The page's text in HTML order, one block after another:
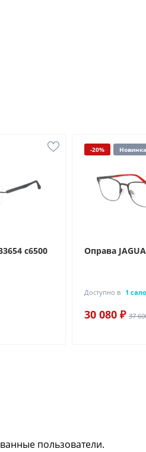
c6500
-20% Новинка
Оправа
Доступно в 1
30 080 ₽ 37
пользователи.